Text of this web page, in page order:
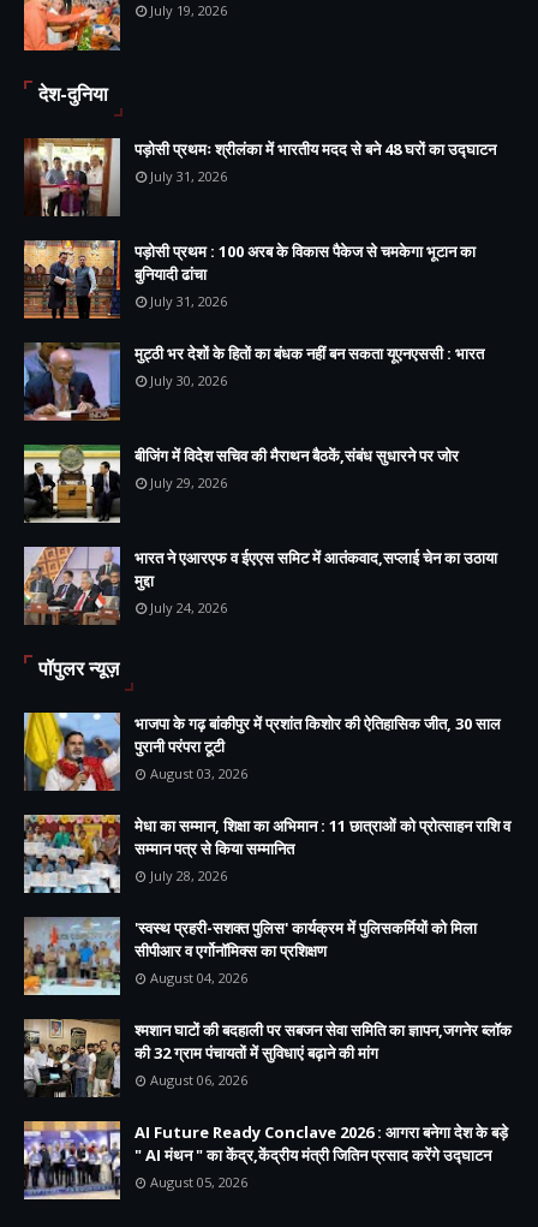
July 19, 2026
देश-दुनिया
पड़ोसी प्रथमः श्रीलंका में भारतीय मदद से बने 48 घरों का उद्घाटन
July 31, 2026
पड़ोसी प्रथम : 100 अरब के विकास पैकेज से चमकेगा भूटान का
बुनियादी ढांचा
July 31, 2026
मुट्ठी भर देशों के हितों का बंधक नहीं बन सकता यूएनएससी : भारत
July 30, 2026
बीजिंग में विदेश सचिव की मैराथन बैठकें,संबंध सुधारने पर जोर
July 29, 2026
भारत ने एआरएफ व ईएएस समिट में आतंकवाद,सप्लाई चेन का उठाया
मुद्दा
July 24, 2026
पॉपुलर न्यूज़
भाजपा के गढ़ बांकीपुर में प्रशांत किशोर की ऐतिहासिक जीत, 30 साल
पुरानी परंपरा टूटी
August 03, 2026
मेधा का सम्मान, शिक्षा का अभिमान : 11 छात्राओं को प्रोत्साहन राशि व
सम्मान पत्र से किया सम्मानित
July 28, 2026
'स्वस्थ प्रहरी-सशक्त पुलिस' कार्यक्रम में पुलिसकर्मियों को मिला
सीपीआर व एर्गोनॉमिक्स का प्रशिक्षण
August 04, 2026
श्मशान घाटों की बदहाली पर सबजन सेवा समिति का ज्ञापन,जगनेर ब्लॉक
की 32 ग्राम पंचायतों में सुविधाएं बढ़ाने की मांग
August 06, 2026
AI Future Ready Conclave 2026 : आगरा बनेगा देश के बड़े
" AI मंथन " का केंद्र,केंद्रीय मंत्री जितिन प्रसाद करेंगे उद्घाटन
August 05, 2026